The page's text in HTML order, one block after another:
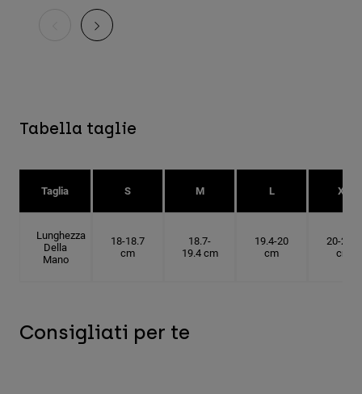
Tabella taglie
Taglia S M L XL
Lunghezza
Della
Mano
18-18.7
cm
18.7-
19.4 cm
19.4-20
cm
20-20.6
cm
Consigliati per te